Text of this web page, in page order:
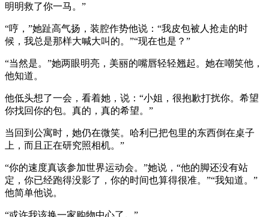
明明救了你一马。”
“哼，”她趾高气扬，装腔作势他说：“我皮包被人抢走的时
候，我总是那样大喊大叫的。”“现在也是？”
“当然是。”她两眼明亮，美丽的嘴唇轻轻翘起。她在嘲笑他，
他知道。
他低头想了一会，看着她，说：“小姐，很抱歉打扰你。希望
你找回你的包。真的，真的希望。”
当回到公寓时，她仍在微笑。哈利已把包里的东西倒在桌子
上，而且正在研究照相机。”
“你的速度真该参加世界运动会。”她说，“他的脚还没有站
定，你已经跑得没影了，你的时间也算得很准。”“我知道。”
他简单他说。
“或许我该换一家购物中心了。”